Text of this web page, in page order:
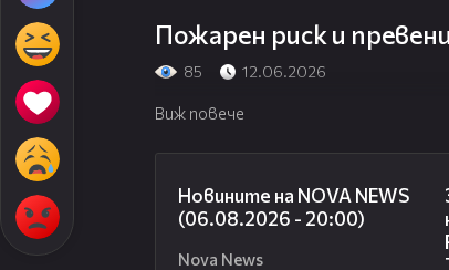
Пожарен риск и
85 12.06.2026
Виж повече
Новините на NOVA NEWS
(06.08.2026 - 20:00)
Nova News